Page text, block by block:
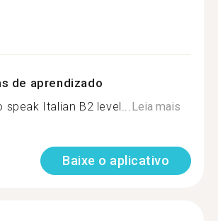
de aprendizado
speak Italian B2 level...Leia mais
Baixe o aplicativo